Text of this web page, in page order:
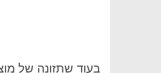
בעוד שתזונה של